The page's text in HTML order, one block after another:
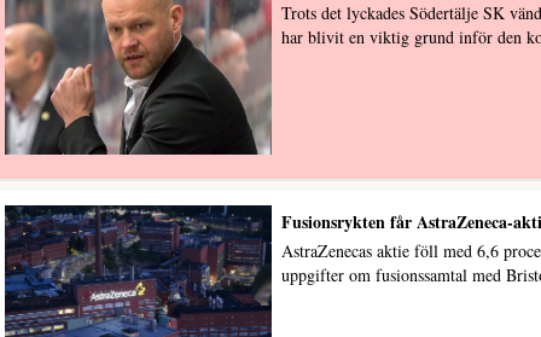
Trots det lyckades Södertälje SK
har blivit en viktig grund inför den
Fusionsrykten får AstraZeneca-
AstraZenecas aktie föll med 6,6
uppgifter om fusionssamtal med